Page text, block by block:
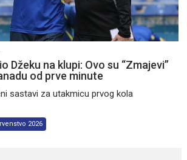
Džeku na klupi: Ovo su “Zmajevi”
od prve minute
sastavi za utakmicu prvog kola
2026